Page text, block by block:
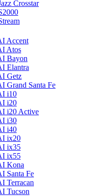
Crosstar
Accent
Atos
Bayon
Elantra
Getz
Grand Santa Fe
i10
i20
i20 Active
i30
i40
ix20
ix35
ix55
Kona
Santa Fe
Terracan
Tucson